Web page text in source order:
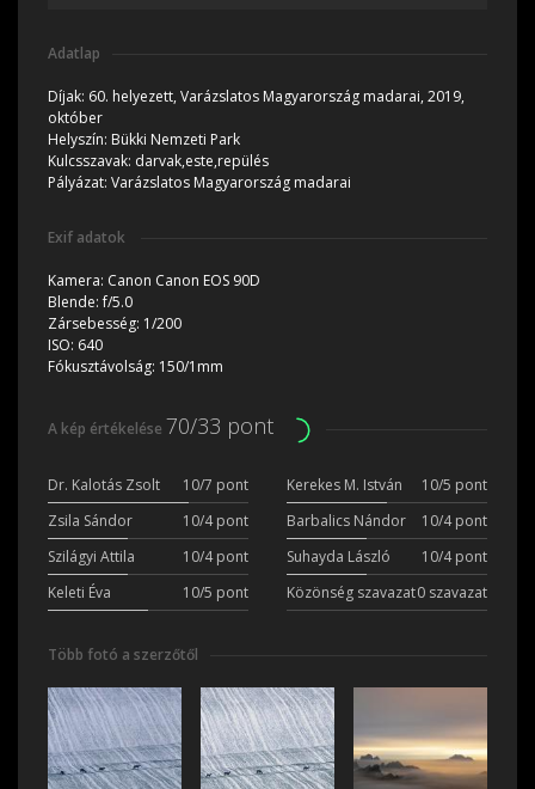
Adatlap
Díjak: 60. helyezett, Varázslatos Magyarország madarai, 2019,
október
Helyszín: Bükki Nemzeti Park
Kulcsszavak: darvak,este,repülés
Pályázat: Varázslatos Magyarország madarai
Exif adatok
Kamera: Canon Canon EOS 90D
Blende:f/5.0
Zársebesség: 1/200
ISO: 640
Fókusztávolság: 150/1mm
A kép értékelése 70/33 pont
Dr. Kalotás Zsolt 10/7 pont Kerekes M. István
10/5 pont
Zsila Sándor
10/4 pont Barbalics Nándor
10/4 pont
Szilágyi Attila
10/4 pont Suhayda László
10/4 pont
Keleti Éva
10/5 pont Közönség szavazat0 szavazat
Több fotó a szerzőtől